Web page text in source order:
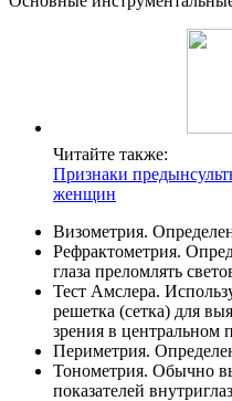
Читайте также:
Признаки
женщин
Визометрия.
Рефрактометрия.
глаза преломлять
Тест Амслера.
решетка (сетка) для
зрения в центральном
Периметрия.
Тонометрия. Обычно
показателей